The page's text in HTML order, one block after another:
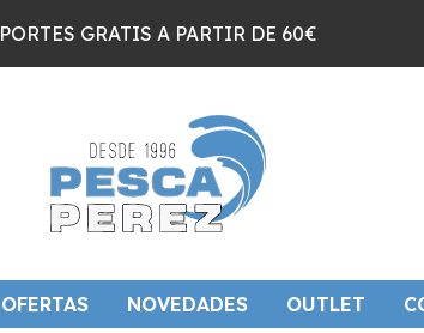
PORTES GRATIS A PARTIR DE 60€
OFERTAS NOVEDADES OUTLET